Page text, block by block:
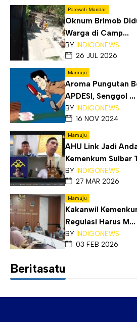
Polewali Mandar
Oknum Brimob
Warga di Camp...
BY INDIGONEWS
26 JUL 2026
Mamuju
Aroma Pungutan
APDESI, Senggol ...
BY INDIGONEWS
16 NOV 2024
Mamuju
AHU Link Jadi
Kemenkum Sulbar
BY INDIGONEWS
27 MAR 2026
Mamuju
Kakanwil
Regulasi Harus M...
BY INDIGONEWS
03 FEB 2026
Beritasatu